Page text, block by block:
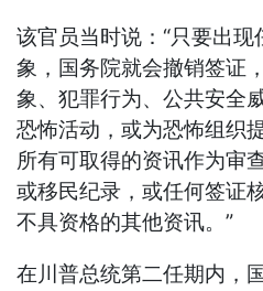
该官员当时说：“只要出
象，国务院就会撤销签证
象、犯罪行为、公共安全
恐怖活动，或为恐怖组织
所有可取得的资讯作为审
或移民纪录，或任何签证
不具资格的其他资讯。”
在川普总统第二任期内，